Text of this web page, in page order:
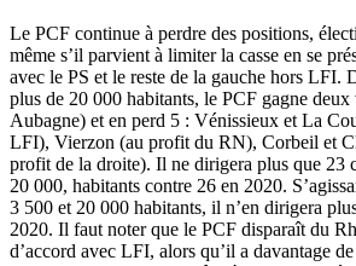
Le PCF continue à perdre des positions,
même s’il parvient à limiter la casse en se
avec le PS et le reste de la gauche hors LFI.
plus de 20 000 habitants, le PCF gagne
Aubagne) et en perd 5 : Vénissieux et La
LFI), Vierzon (au profit du RN), Corbeil et
profit de la droite). Il ne dirigera plus que 23
20 000, habitants contre 26 en 2020.
3 500 et 20 000 habitants, il n’en dirigera
2020. Il faut noter que le PCF disparaît du
d’accord avec LFI, alors qu’il a davantage